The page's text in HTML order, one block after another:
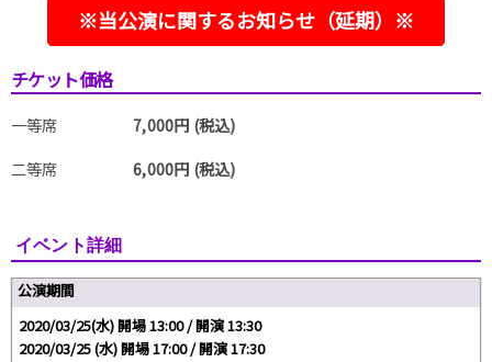
※当公演に関するお知らせ（延期）※
チケット価格
一等席
7,000円 (税込)
二等席
6,000円 (税込)
イベント詳細
公演期間
2020/03/25(水) 開場 13:00 / 開演 13:30
2020/03/25 (水) 開場 17:00 / 開演 17:30